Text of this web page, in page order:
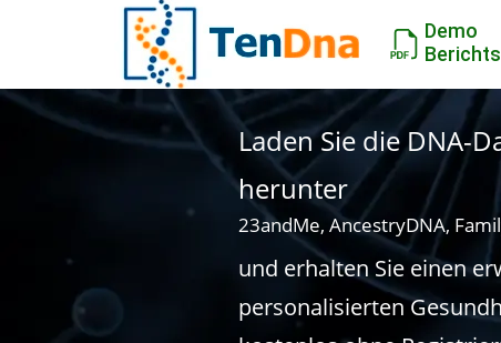
Demo
Berichts
Laden Sie die DNA-
herunter
23andMe, AncestryDNA,
und erhalten Sie einen
personalisierten